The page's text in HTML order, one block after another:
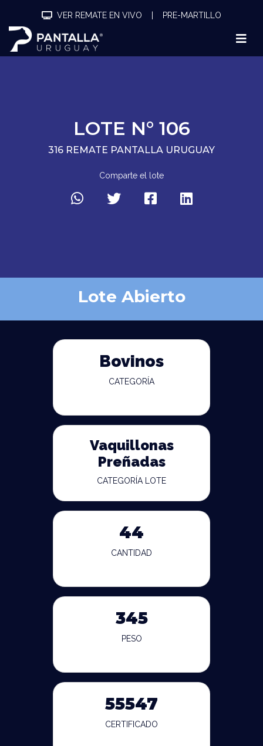
VER REMATE EN VIVO PRE-MARTILLO
LOTE N° 106
316 REMATE PANTALLA URUGUAY
Comparte el lote
Lote Abierto
Bovinos
CATEGORÍA
Vaquillonas
Preñadas
CATEGORÍA LOTE
44
CANTIDAD
345
PESO
55547
CERTIFICADO